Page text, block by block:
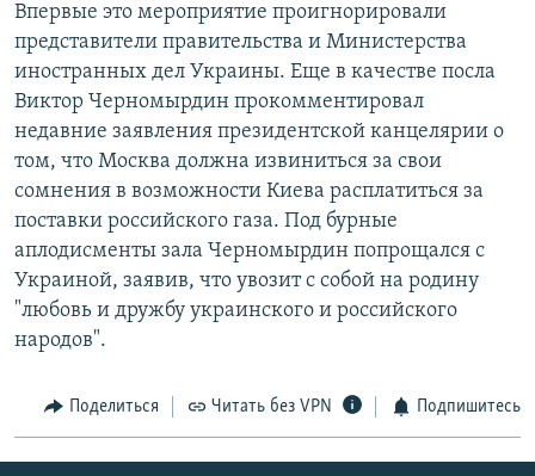
Впервые это мероприятие проигнорировали
представители правительства и Министерства
иностранных дел Украины. Еще в качестве посла
Виктор Черномырдин прокомментировал
недавние заявления президентской канцелярии о
том, что Москва должна извиниться за свои
сомнения в возможности Киева расплатиться за
поставки российского газа. Под бурные
аплодисменты зала Черномырдин попрощался с
Украиной, заявив, что увозит с собой на родину
"любовь и дружбу украинского и российского
народов".
Поделиться Читать без VPN Подпишитесь